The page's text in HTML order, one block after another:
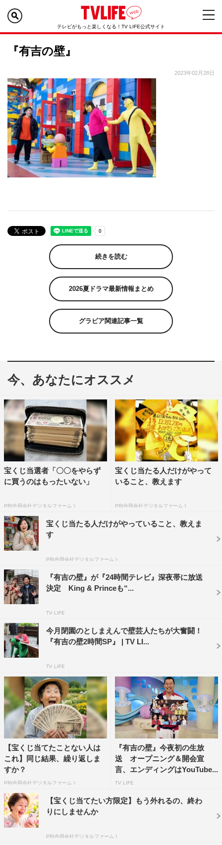
テレビがもっと楽しくなる！TV LIFE公式サイト
『有吉の壁』
2023年02月28日
続きを読む
2026夏ドラマ最新情報まとめ
グラビア関連記事一覧
今、あなたにオススメ
宝くじ当選者「〇〇をやらず
に買うのはもったいない」
PR(合同会社デジタルファーム )
宝くじ当たる人だけがやって
いること、教えます
PR(合同会社デジタルファーム )
宝くじ当たる人だけがやっていること、教えま
す
PR(合同会社デジタルファーム )
『有吉の壁』が『24時間テレビ』深夜帯に放送
決定 King & Princeも“...
TV LIFE
今月閉園のとしまえんで壁芸人たちが大奮闘！
『有吉の壁2時間SP』 | TV LI...
TV LIFE
【宝くじ当てたことない人は
これ】同じ結果、繰り返しま
すか？
PR(合同会社デジタルファーム )
『有吉の壁』今夜初の生放
送 オープニング＆開会宣
言、エンディングはYouTube...
TV LIFE
【宝くじ当てたい方限定】もう外れるの、終わ
りにしませんか
PR(合同会社デジタルファーム )